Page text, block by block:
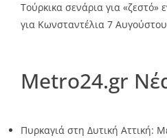
Τούρκικα σενάρια για «ζεστό»
για Κωνσταντέλια 7
Metro24.gr
Πυρκαγιά στη Δυτική Αττική: